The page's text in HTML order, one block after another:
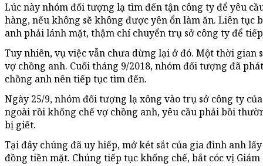
Lúc này nhóm đối tượng lạ tìm đến tận công ty để yêu
hàng, nếu không sẽ không được yên ổn làm ăn. Liên
anh phải lánh mặt, thậm chí chuyển trụ sở công ty để
Tuy nhiên, vụ việc vẫn chưa dừng lại ở đó. Một thời
vợ chồng anh. Cuối tháng 9/2018, nhóm đối tượng đã
chồng anh nên tiếp tục tìm đến.
Ngày 25/9, nhóm đối tượng lạ xông vào trụ sở công ty
ngoài rồi khống chế vợ chồng anh, yêu cầu phải bồi
bị giết.
Tại đây chúng đã uy hiếp, mở két sắt của gia đình anh
đồng tiền mặt. Chúng tiếp tục khống chế, bắt cóc vị